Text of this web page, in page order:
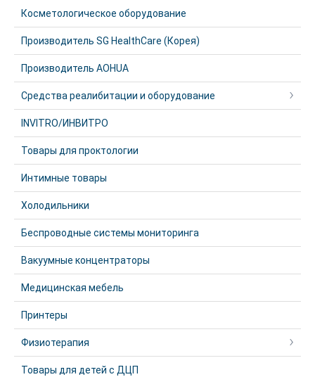
Косметологическое оборудование
Производитель SG HealthCare (Корея)
Производитель AOHUA
Средства реалибитации и оборудование
INVITRO/ИНВИТРО
Товары для проктологии
Интимные товары
Холодильники
Беспроводные системы мониторинга
Вакуумные концентраторы
Медицинская мебель
Принтеры
Физиотерапия
Товары для детей с ДЦП